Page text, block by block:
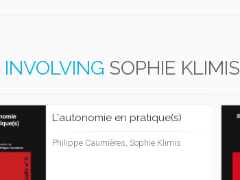
INVOLVING SOPHIE KLIMIS
L'autonomie en pratique(s)
Philippe Caumières, Sophie Klimis